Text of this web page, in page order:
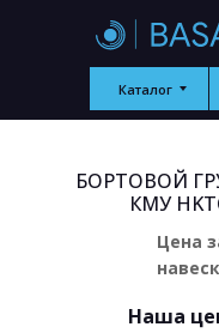
Каталог
BASAUTO-
4X2 С КМУ
БОРТОВОЙ
КМУ
Цена
Наша